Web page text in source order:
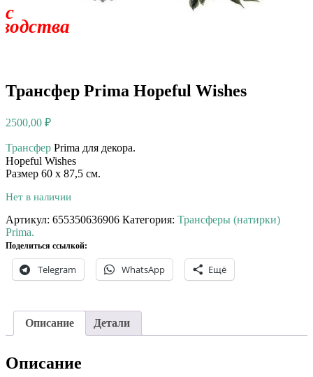
Трансфер Prima Hopeful Wishes
2500,00 ₽
Трансфер Prima для декора. ⠀⠀
Hopeful Wishes⠀
Размер 60 х 87,5 см.
Нет в наличии
Артикул: 655350636906 Категория: Трансферы (натирки)
Prima.
Поделиться ссылкой:
Telegram WhatsApp Ещё
Описание Детали
Описание